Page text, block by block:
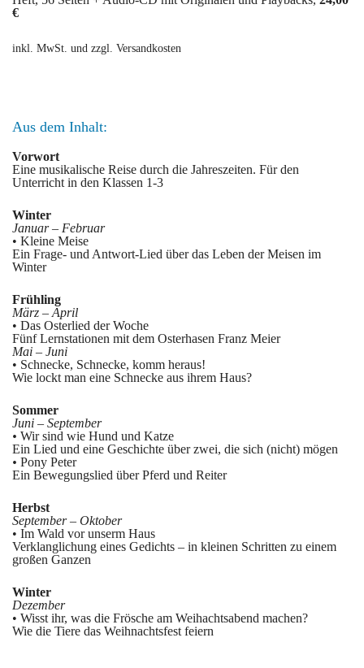
€
inkl. MwSt. und zzgl. Versandkosten
Aus dem Inhalt:
Vorwort
Eine musikalische Reise durch die Jahreszeiten. Für den
Unterricht in den Klassen 1-3
Winter
Januar – Februar
• Kleine Meise
Ein Frage- und Antwort-Lied über das Leben der Meisen im
Winter
Frühling
März – April
• Das Osterlied der Woche
Fünf Lernstationen mit dem Osterhasen Franz Meier
Mai – Juni
• Schnecke, Schnecke, komm heraus!
Wie lockt man eine Schnecke aus ihrem Haus?
Sommer
Juni – September
• Wir sind wie Hund und Katze
Ein Lied und eine Geschichte über zwei, die sich (nicht) mögen
• Pony Peter
Ein Bewegungslied über Pferd und Reiter
Herbst
September – Oktober
• Im Wald vor unserm Haus
Verklanglichung eines Gedichts – in kleinen Schritten zu einem
großen Ganzen
Winter
Dezember
• Wisst ihr, was die Frösche am Weihachtsabend machen?
Wie die Tiere das Weihnachtsfest feiern